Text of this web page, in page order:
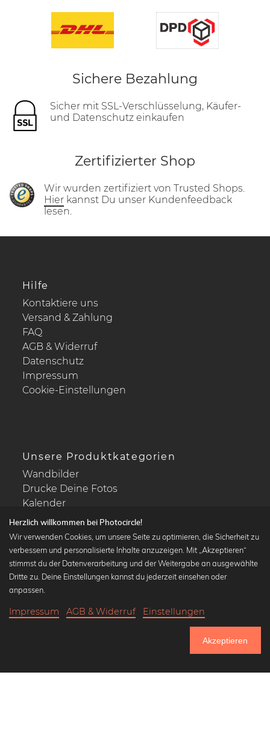
Bis Donnerstag: 20% Rabatt auf alle Bilder
Sichere Bezahlung
Sicher mit SSL-Verschlüsselung, Käufer-
und Datenschutz einkaufen
Zertifizierter Shop
Wir wurden zertifiziert von Trusted Shops.
Hier kannst Du unser Kundenfeedback
lesen.
Hilfe
Kontaktiere uns
Versand & Zahlung
FAQ
AGB & Widerruf
Datenschutz
Impressum
Cookie-Einstellungen
Unsere Produktkategorien
Wandbilder
Drucke Deine Fotos
Kalender
Beliebte Kollektionen
Wandbilder in schwarz-weiß
Klassiker der Kunstgeschichte
Herzlich willkommen bei Photocircle!
Wir verwenden Cookies, um unsere Seite zu optimieren, die Sicherheit zu
verbessern und personalisierte Inhalte anzuzeigen. Mit „Akzeptieren“
stimmst du der Datenverarbeitung und der Weitergabe an ausgewählte
Dritte zu. Deine Einstellungen kannst du jederzeit einsehen oder
anpassen.
Impressum AGB & Widerruf Einstellungen
Akzeptieren